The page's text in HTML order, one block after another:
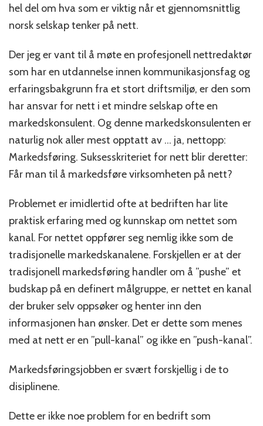
hel del om hva som er viktig når et gjennomsnittlig
norsk selskap tenker på nett.
Der jeg er vant til å møte en profesjonell nettredaktør
som har en utdannelse innen kommunikasjonsfag og
erfaringsbakgrunn fra et stort driftsmiljø, er den som
har ansvar for nett i et mindre selskap ofte en
markedskonsulent. Og denne markedskonsulenten er
naturlig nok aller mest opptatt av … ja, nettopp:
Markedsføring. Suksesskriteriet for nett blir deretter:
Får man til å markedsføre virksomheten på nett?
Problemet er imidlertid ofte at bedriften har lite
praktisk erfaring med og kunnskap om nettet som
kanal. For nettet oppfører seg nemlig ikke som de
tradisjonelle markedskanalene. Forskjellen er at der
tradisjonell markedsføring handler om å ”pushe” et
budskap på en definert målgruppe, er nettet en kanal
der bruker selv oppsøker og henter inn den
informasjonen han ønsker. Det er dette som menes
med at nett er en ”pull-kanal” og ikke en ”push-kanal”.
Markedsføringsjobben er svært forskjellig i de to
disiplinene.
Dette er ikke noe problem for en bedrift som